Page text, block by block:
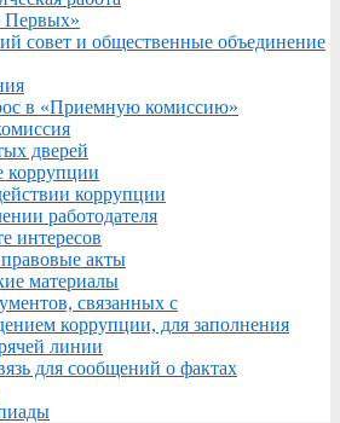
Первых»
совет и общественные объединение
в «Приемную комиссию»
дверей
коррупции
коррупции
работодателя
интересов
акты
материалы
связанных с
коррупции, для заполнения
линии
для сообщений о фактах